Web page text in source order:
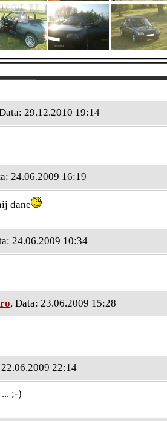
29.12.2010 19:14
24.06.2009 16:19
dane
24.06.2009 10:34
, Data: 23.06.2009 15:28
22:14
;-)